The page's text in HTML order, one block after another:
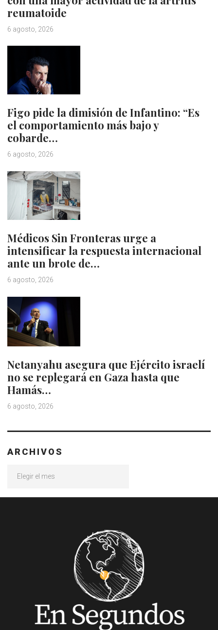
reumatoide
6 agosto, 2026
Figo pide la dimisión de Infantino: “Es
el comportamiento más bajo y
cobarde…
6 agosto, 2026
Médicos Sin Fronteras urge a
intensificar la respuesta internacional
ante un brote de…
6 agosto, 2026
Netanyahu asegura que Ejército israelí
no se replegará en Gaza hasta que
Hamás…
6 agosto, 2026
ARCHIVOS